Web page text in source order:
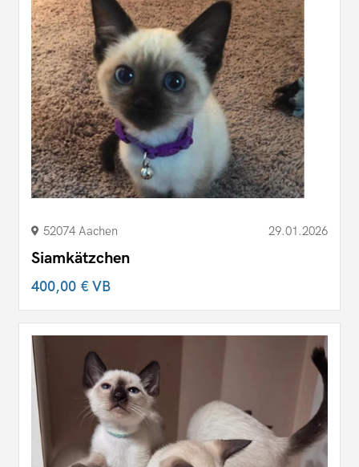
52074 Aachen 29.01.2026
Siamkätzchen
400,00 €VB